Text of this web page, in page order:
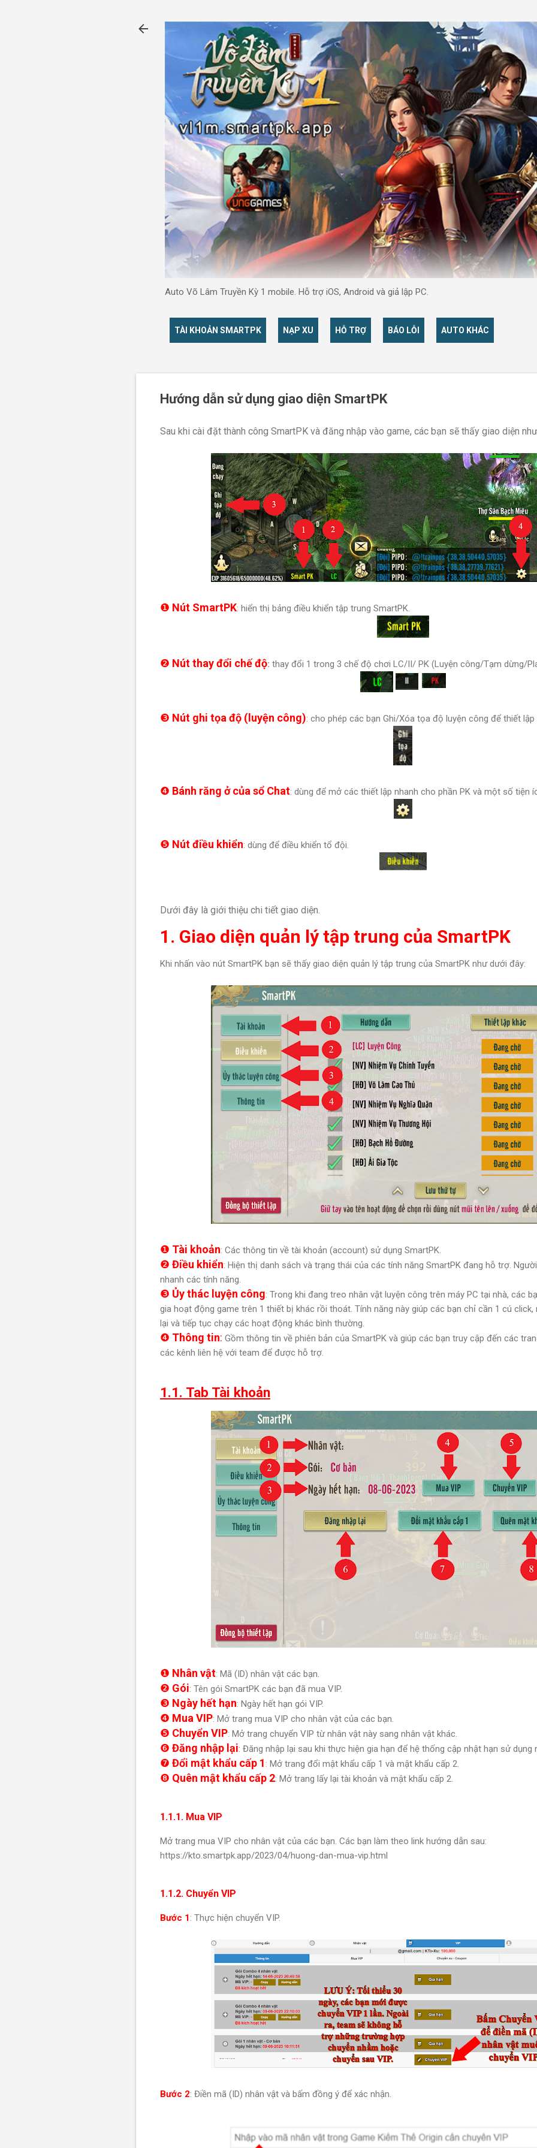
Auto Võ Lâm Truyền Kỳ 1 mobile. Hỗ trợ iOS, Android và giả lập PC.
TÀI KHOẢN SMARTPK NẠP XU HỖ TRỢ BÁO LỖI AUTO KHÁC
Hướng dẫn sử dụng giao diện SmartPK
Sau khi cài đặt thành công SmartPK và đăng nhập vào game, các bạn sẽ thấy giao diện
❶ Nút SmartPK: hiển thị bảng điều khiển tập trung SmartPK.
❷ Nút thay đổi chế độ: thay đổi 1 trong 3 chế độ chơi LC/II/ PK (Luyện công/Tạm dừng/
❸ Nút ghi tọa độ (luyện công): cho phép các bạn Ghi/Xóa tọa độ luyện công để thiết
❹ Bánh răng ở của sổ Chat: dùng để mở các thiết lập nhanh cho phần PK và một số tiện
❺ Nút điều khiển: dùng để điều khiển tổ đội.
Dưới đây là giới thiệu chi tiết giao diện.
1. Giao diện quản lý tập trung của SmartPK
Khi nhấn vào nút SmartPK bạn sẽ thấy giao diện quản lý tập trung của SmartPK như dưới đây:
❶ Tài khoản: Các thông tin về tài khoản (account) sử dụng SmartPK.
❷ Điều khiển: Hiện thị danh sách và trạng thái của các tính năng SmartPK đang hỗ trợ.
nhanh các tính năng.
❸ Ủy thác luyện công: Trong khi đang treo nhân vật luyện công trên máy PC tại nhà, các
gia hoạt động game trên 1 thiết bị khác rồi thoát. Tính năng này giúp các bạn chỉ cần 1 cú
lại và tiếp tục chạy các hoạt động khác bình thường.
❹ Thông tin: Gồm thông tin về phiên bản của SmartPK và giúp các bạn truy cập đến các
các kênh liên hệ với team để được hỗ trợ.
1.1. Tab Tài khoản
❶ Nhân vật: Mã (ID) nhân vật các bạn.
❷ Gói: Tên gói SmartPK các bạn đã mua VIP.
❸ Ngày hết hạn: Ngày hết hạn gói VIP.
❹ Mua VIP: Mở trang mua VIP cho nhân vật của các bạn.
❺ Chuyển VIP: Mở trang chuyển VIP từ nhân vật này sang nhân vật khác.
❻ Đăng nhập lại: Đăng nhập lại sau khi thực hiện gia hạn để hệ thống cập nhật hạn sử dụng
❼ Đổi mật khẩu cấp 1 : Mở trang đổi mật khẩu cấp 1 và mật khẩu cấp 2.
❽ Quên mật khẩu cấp 2: Mở trang lấy lại tài khoản và mật khẩu cấp 2.
1.1.1. Mua VIP
Mở trang mua VIP cho nhân vật của các bạn. Các bạn làm theo link hướng dẫn sau:
https://kto.smartpk.app/2023/04/huong-dan-mua-vip.html
1.1.2. Chuyển VIP
Bước 1: Thực hiện chuyển VIP.
Bước 2: Điền mã (ID) nhân vật và bấm đồng ý để xác nhận.